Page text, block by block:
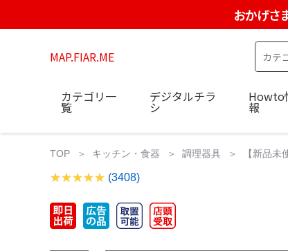
おかげさ
MAP.FIAR.ME
カテゴリ一
覧
デジタルチラ
シ
Howto
報
TOP キッチン・食器 調理器具 【新品
(3408)